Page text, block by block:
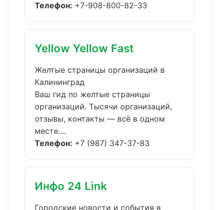
Телефон: +7-908-800-82-33
Yellow Yellow Fast
Желтые страницы организаций в
Калининград
Ваш гид по желтые страницы
организаций. Тысячи организаций,
отзывы, контакты — всё в одном
месте....
Телефон: +7 (987) 347-37-83
Инфо 24 Link
Городские новости и события в